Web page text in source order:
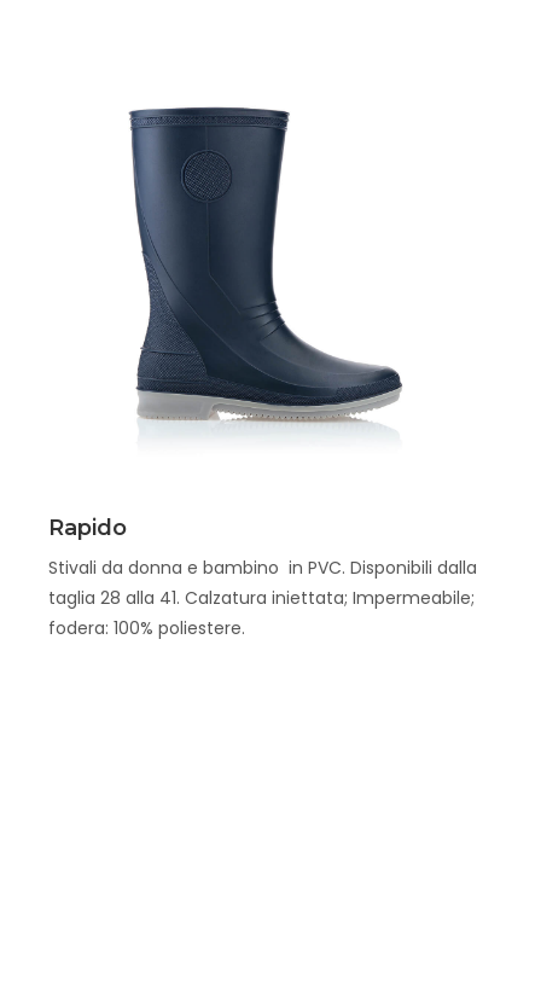
Rapido
Stivali da donna e bambino in PVC. Disponibili dalla
taglia 28 alla 41. Calzatura iniettata; Impermeabile;
fodera: 100% poliestere.